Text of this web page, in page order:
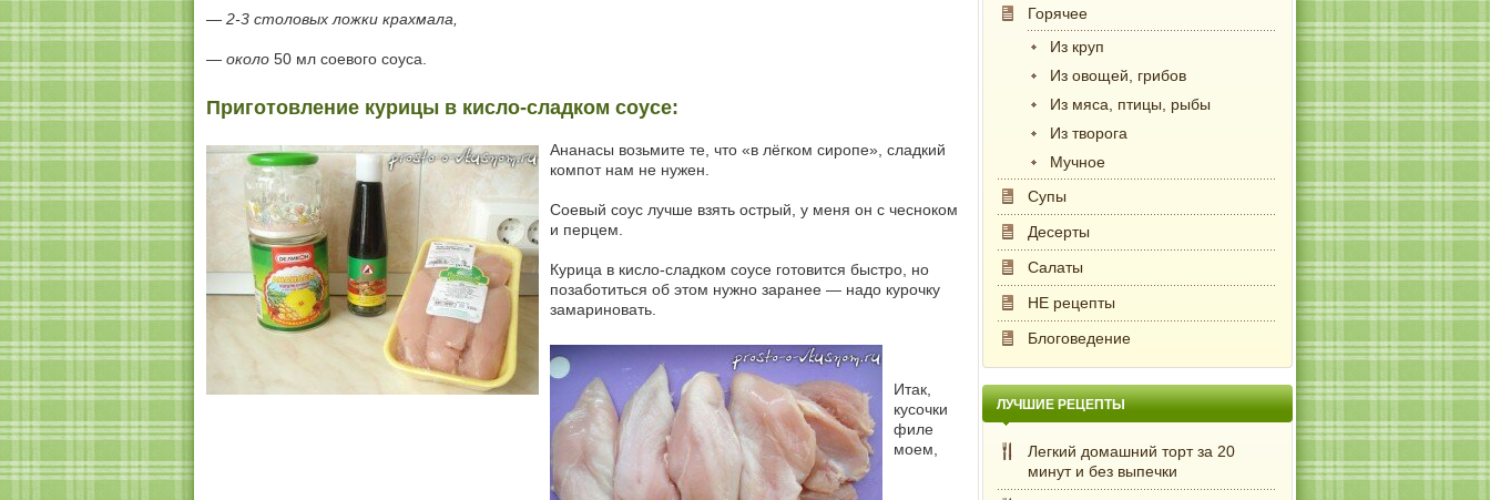
— 2-3 столовых ложки крахмала
— около 50 мл соевого соуса.
Приготовление курицы в кисло-сладком соусе:
Ананасы возьмите те, что «в лёгком сиропе», сладкий
компот нам не нужен.
Соевый соус лучше взять острый, у меня он с чесноком
и перцем.
Курица в кисло-сладком соусе готовится быстро, но
позаботиться об этом нужно заранее — надо курочку
замариновать.
Итак,
кусочки
филе
моем,
Горячее
Из круп
Из овощей, грибов
Из мяса, птицы, рыбы
Из творога
Мучное
Супы
Десерты
Салаты
НЕ рецепты
Блоговедение
ЛУЧШИЕ РЕЦЕПТЫ
Легкий домашний торт за 20
минут и без выпечки